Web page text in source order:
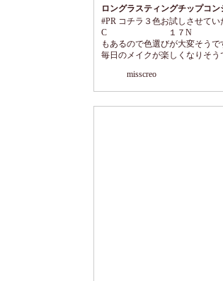
ロングラスティングチップコ
#PR コチラ３色お試しさせて
C １７N ２１
もあるので色選びが大変そう
毎日のメイクが楽しくなりそ
てだと 結構ハードルが高いで
し 中のリキッドもとても伸び
ると思います。
misscreo